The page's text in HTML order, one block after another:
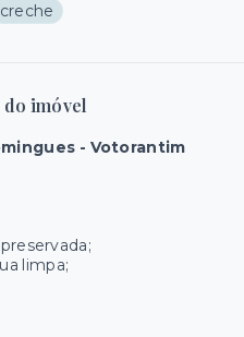
creche
imóvel
- Votorantim
limpa;